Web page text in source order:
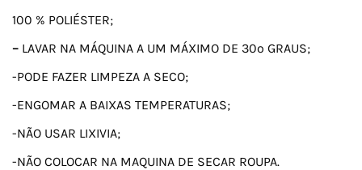
100 % POLIÉSTER;
– LAVAR NA MÁQUINA A UM MÁXIMO DE 30º GRAUS;
-PODE FAZER LIMPEZA A SECO;
-ENGOMAR A BAIXAS TEMPERATURAS;
-NÃO USAR LIXIVIA;
-NÃO COLOCAR NA MAQUINA DE SECAR ROUPA.